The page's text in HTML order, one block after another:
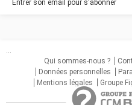
...
Qui sommes-nous ?
Données personnelles
Mentions légales
Groupe